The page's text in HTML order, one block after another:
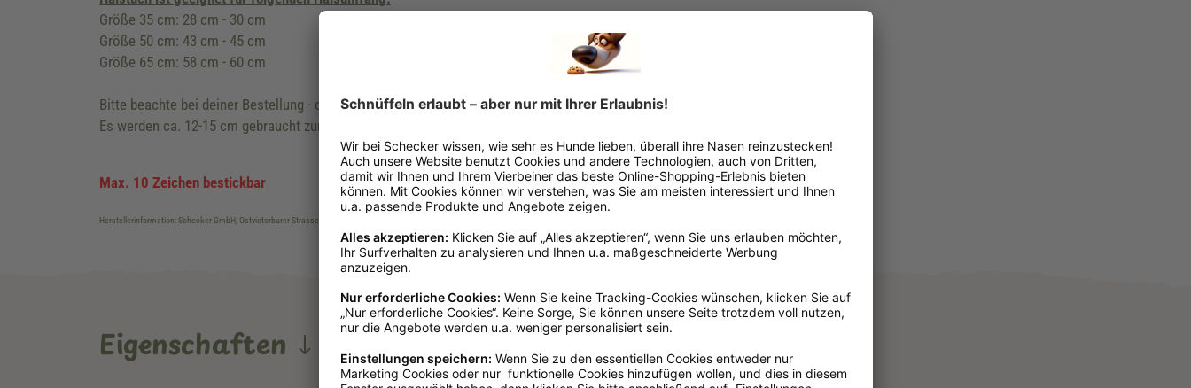
Größe 35 cm: 28 cm - 30 cm
Größe 50 cm: 43 cm - 45 cm
Größe 65 cm: 58 cm - 60 cm
Bitte beachte bei deiner Bestellung - die Länge des Halsbandes ist nicht gleich Halsumfang.
Es werden ca. 12-15 cm gebraucht zum zusammenknoten.
Max. 10 Zeichen bestickbar
Herstellerinformation: Schecker GmbH, Ostvictorburer Strasse 109, DE-26624, Südbrookmerland, info@schecker.de
Eigenschaften